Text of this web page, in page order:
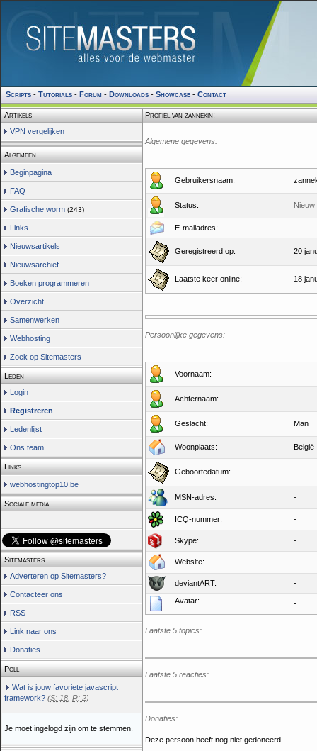
Scripts - Tutorials - Forum - Downloads - Showcase - Contact
Artikels
VPN vergelijken
Algemeen
Beginpagina
FAQ
Grafische worm (243)
Links
Nieuwsartikels
Nieuwsarchief
Boeken programmeren
Overzicht
Samenwerken
Webhosting
Zoek op Sitemasters
Leden
Login
Registreren
Ledenlijst
Ons team
Links
webhostingtop10.be
Sociale media
Sitemasters
Adverteren op Sitemasters?
Contacteer ons
RSS
Link naar ons
Donaties
Poll
Wat is jouw favoriete javascript
framework? (S: 18 R: 2)
Je moet ingelogd zijn om te stemmen.
Profiel van zannekin:
Algemene gegevens:
Gebruikersnaam:
Status: Nieuw
E-mailadres:
Geregistreerd op: 20
Laatste keer online: 18
Persoonlijke gegevens:
Voornaam: -
Achternaam: -
Geslacht: Man
Woonplaats: België
Geboortedatum: -
MSN-adres: -
ICQ-nummer: -
Skype: -
Website: -
deviantART: -
Avatar: -
Laatste 5 topics:
Laatste 5 reacties:
Donaties:
Deze persoon heeft nog niet gedoneerd.